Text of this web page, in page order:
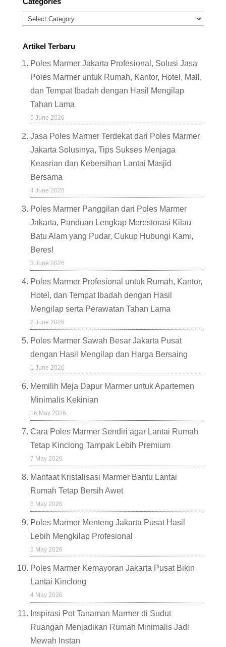
Categories
Artikel Terbaru
Poles Marmer Jakarta Profesional, Solusi Jasa
Poles Marmer untuk Rumah, Kantor, Hotel, Mall,
dan Tempat Ibadah dengan Hasil Mengilap
Tahan Lama
5 June 2026
Jasa Poles Marmer Terdekat dari Poles Marmer
Jakarta Solusinya, Tips Sukses Menjaga
Keasrian dan Kebersihan Lantai Masjid
Bersama
4 June 2026
Poles Marmer Panggilan dari Poles Marmer
Jakarta, Panduan Lengkap Merestorasi Kilau
Batu Alam yang Pudar, Cukup Hubungi Kami,
Beres!
3 June 2026
Poles Marmer Profesional untuk Rumah, Kantor,
Hotel, dan Tempat Ibadah dengan Hasil
Mengilap serta Perawatan Tahan Lama
2 June 2026
Poles Marmer Sawah Besar Jakarta Pusat
dengan Hasil Mengilap dan Harga Bersaing
1 June 2026
Memilih Meja Dapur Marmer untuk Apartemen
Minimalis Kekinian
16 May 2026
Cara Poles Marmer Sendiri agar Lantai Rumah
Tetap Kinclong Tampak Lebih Premium
7 May 2026
Manfaat Kristalisasi Marmer Bantu Lantai
Rumah Tetap Bersih Awet
6 May 2026
Poles Marmer Menteng Jakarta Pusat Hasil
Lebih Mengkilap Profesional
5 May 2026
Poles Marmer Kemayoran Jakarta Pusat Bikin
Lantai Kinclong
4 May 2026
Inspirasi Pot Tanaman Marmer di Sudut
Ruangan Menjadikan Rumah Minimalis Jadi
Mewah Instan